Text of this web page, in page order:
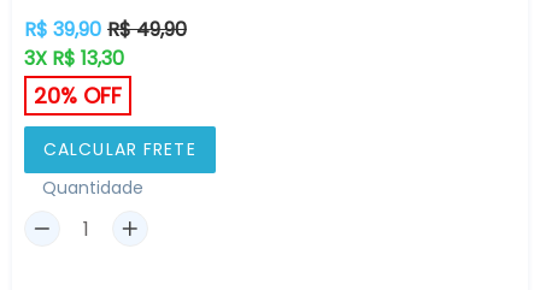
Preço
normal
R$ 39,90 R$ 49,90
3X R$ 13,30
20% OFF
CALCULAR FRETE
Quantidade